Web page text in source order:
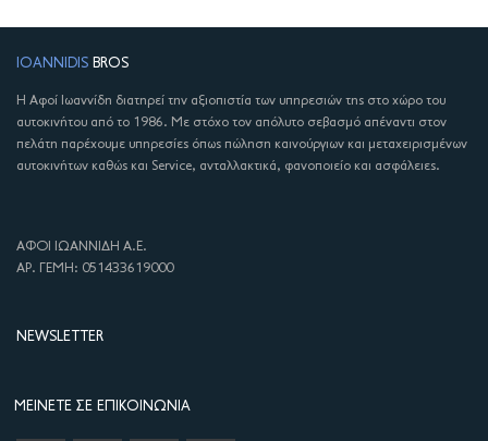
IOANNIDIS BROS
Η Αφοί Ιωαννίδη διατηρεί την αξιοπιστία των υπηρεσιών της στο χώρο του
αυτοκινήτου από το 1986. Με στόχο τον απόλυτο σεβασμό απέναντι στον
πελάτη παρέχουμε υπηρεσίες όπως πώληση καινούργιων και μεταχειρισμένων
αυτοκινήτων καθώς και Service, ανταλλακτικά, φανοποιείο και ασφάλειες.
ΑΦΟΙ ΙΩΑΝΝΙΔΗ Α.Ε.
ΑΡ. ΓΕΜΗ: 051433619000
NEWSLETTER
ΜΕΊΝΕΤΕ ΣΕ ΕΠΙΚΟΙΝΩΝΊΑ